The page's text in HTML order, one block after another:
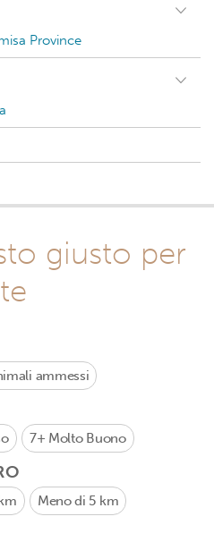
Province
giusto per
te
ammessi
7+ Molto Buono
Meno di 5 km